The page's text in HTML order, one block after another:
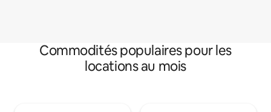
Commodités populaires pour les
locations au mois